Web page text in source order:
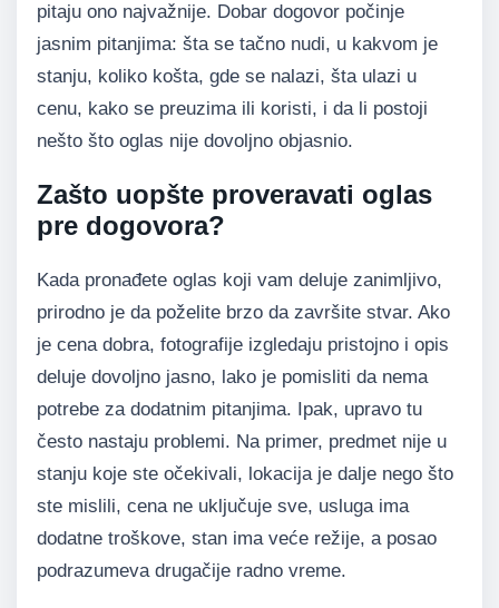
pitaju ono najvažnije. Dobar dogovor počinje
jasnim pitanjima: šta se tačno nudi, u kakvom je
stanju, koliko košta, gde se nalazi, šta ulazi u
cenu, kako se preuzima ili koristi, i da li postoji
nešto što oglas nije dovoljno objasnio.
Zašto uopšte proveravati oglas
pre dogovora?
Kada pronađete oglas koji vam deluje zanimljivo,
prirodno je da poželite brzo da završite stvar. Ako
je cena dobra, fotografije izgledaju pristojno i opis
deluje dovoljno jasno, lako je pomisliti da nema
potrebe za dodatnim pitanjima. Ipak, upravo tu
često nastaju problemi. Na primer, predmet nije u
stanju koje ste očekivali, lokacija je dalje nego što
ste mislili, cena ne uključuje sve, usluga ima
dodatne troškove, stan ima veće režije, a posao
podrazumeva drugačije radno vreme.